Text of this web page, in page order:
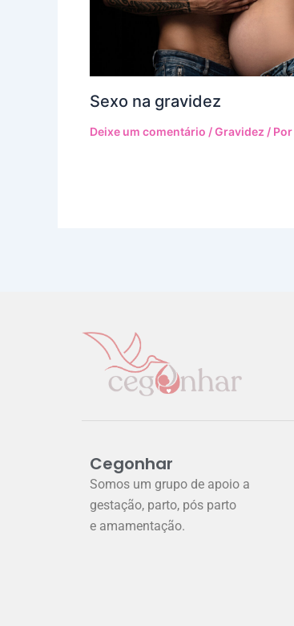
Sexo na gravidez
Deixe um comentário /Gravidez / Por
Cegonhar
Somos um grupo de apoio a
gestação, parto, pós parto
e amamentação.